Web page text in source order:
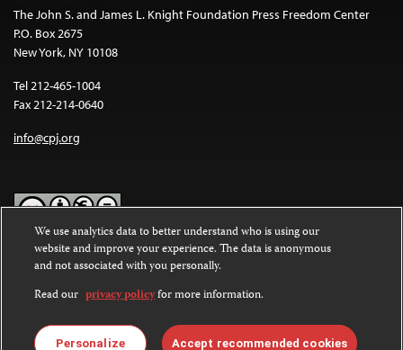
The John S. and James L. Knight Foundation Press Freedom Center
P.O. Box 2675
New York, NY 10108
Tel 212-465-1004
Fax 212-214-0640
info@cpj.org
Except where noted, text on this website is licensed under a
Commons Attribution-NonCommercial-NoDerivatives 4.0
International License.
Images and other media are not covered by the Creative Commons
license. For more information about permissions, see ourFAQs
We use analytics data to better understand who is using our
website and improve your experience. The data is anonymous
and not associated with you personally.
Read our privacy policyfor more information.
Personalize Accept recommended cookies